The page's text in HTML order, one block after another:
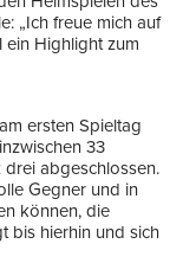
„Ich freue mich auf
ein Highlight zum
ersten Spieltag
33
abgeschlossen.
Gegner und in
können, die
bis hierhin und sich